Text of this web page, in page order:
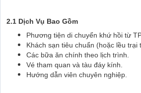
2.1 Dịch Vụ Bao Gồm
Phương tiện di chuyển khứ hồi từ
Khách sạn tiêu chuẩn (hoặc lều trại
Các bữa ăn chính theo lịch trình.
Vé tham quan và tàu đáy kính.
Hướng dẫn viên chuyên nghiệp.